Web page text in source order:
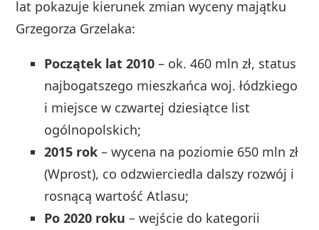
lat pokazuje kierunek zmian wyceny majątku
Grzegorza Grzelaka:
Początek lat 2010 – ok. 460 mln zł, status
najbogatszego mieszkańca woj. łódzkiego
i miejsce w czwartej dziesiątce list
ogólnopolskich;
2015 rok – wycena na poziomie 650 mln zł
(Wprost), co odzwierciedla dalszy rozwój i
rosnącą wartość Atlasu;
Po 2020 roku – wejście do kategorii